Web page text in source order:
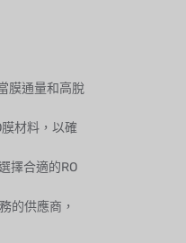
膜通量和高脫
材料，以確
擇合適的RO
的供應商，